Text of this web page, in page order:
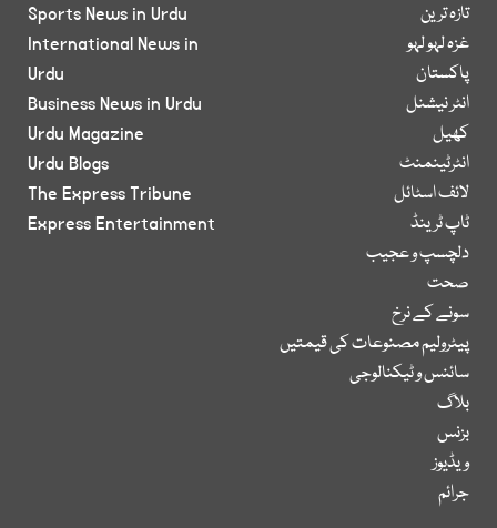
تازہ ترین
غزہ لہو لہو
پاکستان
انٹر نیشنل
کھیل
انٹرٹینمنٹ
لائف اسٹائل
ٹاپ ٹرینڈ
دلچسپ و عجیب
صحت
سونے کے نرخ
پیٹرولیم مصنوعات کی قیمتیں
سائنس و ٹیکنالوجی
بلاگ
بزنس
ویڈیوز
جرائم
Sports News in Urdu
International News in
Urdu
Business News in Urdu
Urdu Magazine
Urdu Blogs
The Express Tribune
Express Entertainment